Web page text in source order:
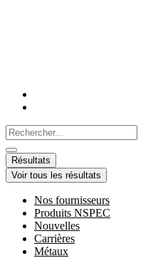
Search
...
Résultats
Voir tous les résultats
Nos fournisseurs
Produits NSPEC
Nouvelles
Carrières
Métaux